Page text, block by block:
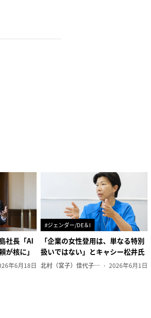
社長「AI
が核に」
年6月18日
#ジェンダー/DE＆I
「企業の女性登用は、単なる特別
扱いではない」とキャシー松井氏
北村（宮子）佳代子（オルタナ輪番編集長） 2026年6月1日